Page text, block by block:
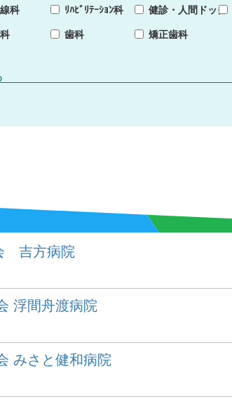
科 ﾘﾊﾋﾞﾘﾃｰｼｮﾝ科 健診・人間ドック
歯科 矯正歯科
吉方病院
浮間舟渡病院
みさと健和病院